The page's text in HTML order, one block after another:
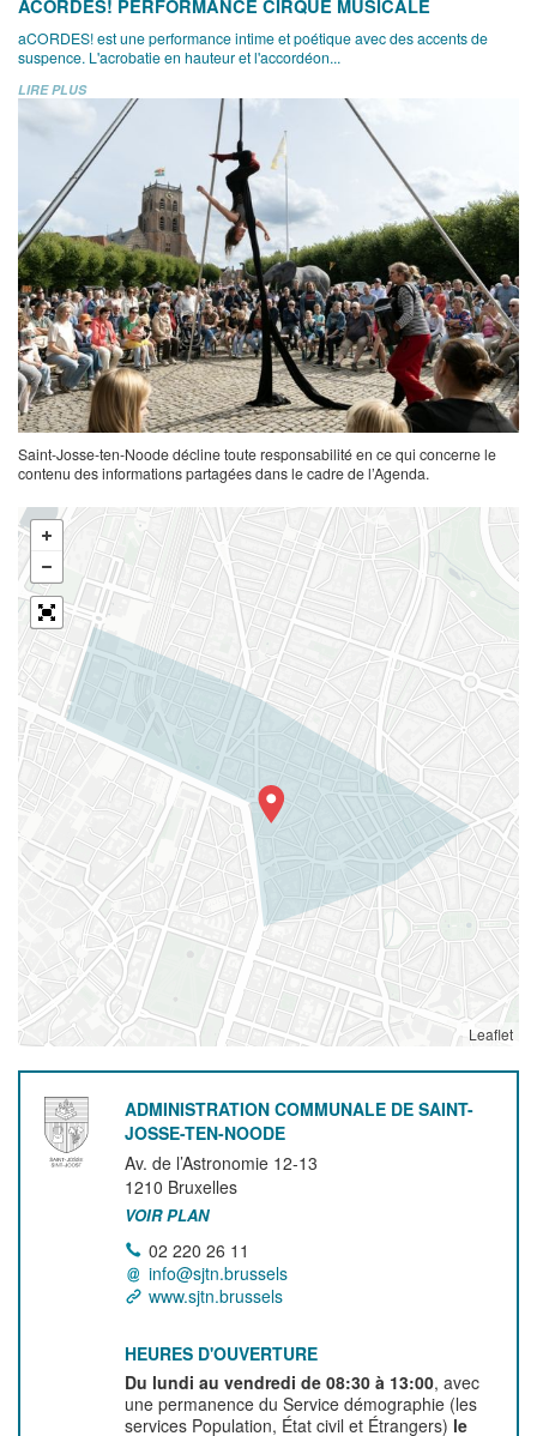
ACORDES! PERFORMANCE CIRQUE MUSICALE
aCORDES! est une performance intime et poétique avec des accents de
suspence. L'acrobatie en hauteur et l'accordéon...
LIRE PLUS
Saint-Josse-ten-Noode décline toute responsabilité en ce qui concerne le
contenu des informations partagées dans le cadre de l’Agenda.
Leaflet
ADMINISTRATION COMMUNALE DE SAINT-
JOSSE-TEN-NOODE
Av. de l’Astronomie 12-13
1210 Bruxelles
VOIR PLAN
02 220 26 11
info@sjtn.brussels
www.sjtn.brussels
HEURES D'OUVERTURE
Du lundi au vendredi de 08:30 à 13:00, avec
une permanence du Service démographie (les
services Population, État civil et Étrangers) le